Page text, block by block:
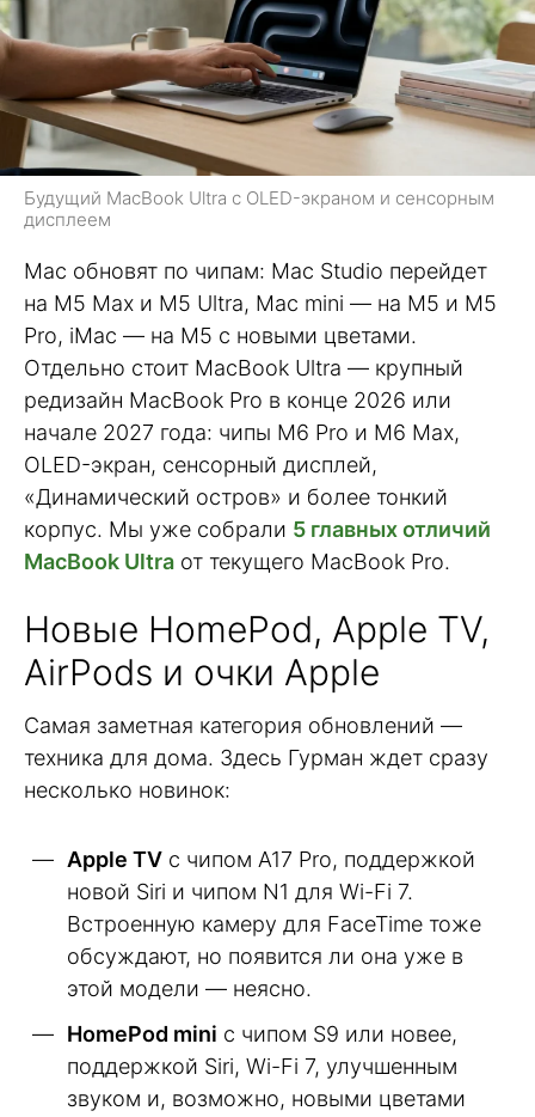
Будущий MacBook Ultra с OLED-экраном и сенсорным
дисплеем
Mac обновят по чипам: Mac Studio перейдет
на M5 Max и M5 Ultra, Mac mini — на M5 и M5
Pro, iMac — на M5 с новыми цветами.
Отдельно стоит MacBook Ultra — крупный
редизайн MacBook Pro в конце 2026 или
начале 2027 года: чипы M6 Pro и M6 Max,
OLED-экран, сенсорный дисплей,
«Динамический остров» и более тонкий
корпус. Мы уже собрали 5 главных отличий
MacBook Ultra от текущего MacBook Pro.
Новые HomePod, Apple TV,
AirPods и очки Apple
Самая заметная категория обновлений —
техника для дома. Здесь Гурман ждет сразу
несколько новинок:
Apple TV с чипом A17 Pro, поддержкой
новой Siri и чипом N1 для Wi-Fi 7.
Встроенную камеру для FaceTime тоже
обсуждают, но появится ли она уже в
этой модели — неясно.
HomePod mini с чипом S9 или новее,
поддержкой Siri, Wi-Fi 7, улучшенным
звуком и, возможно, новыми цветами